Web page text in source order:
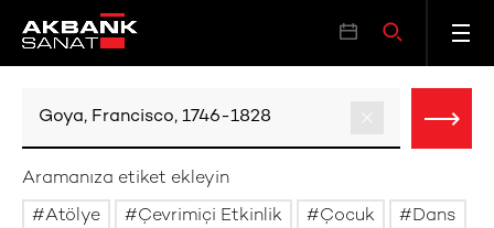
Aramanıza etiket ekleyin
Atölye
Çevrimiçi Etkinlik Çocuk
Dans